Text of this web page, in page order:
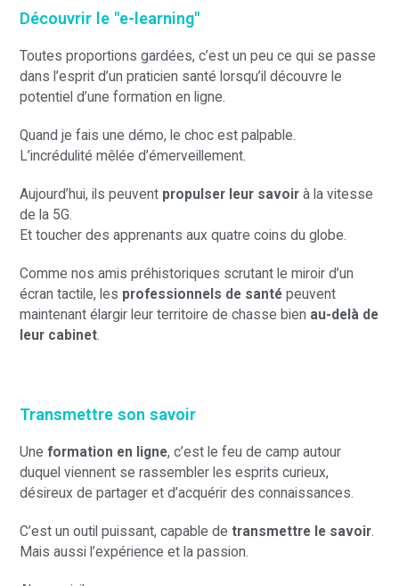
Découvrir le "e-learning"
Toutes proportions gardées, c’est un peu ce qui se passe
dans l’esprit d’un praticien santé lorsqu’il découvre le
potentiel d’une formation en ligne.
Quand je fais une démo, le choc est palpable.
L’incrédulité mêlée d’émerveillement.
Aujourd’hui, ils peuvent propulser leur savoir à la vitesse
de la 5G.
Et toucher des apprenants aux quatre coins du globe.
Comme nos amis préhistoriques scrutant le miroir d’un
écran tactile, les professionnels de santé peuvent
maintenant élargir leur territoire de chasse bien au-delà de
leur cabinet.
Transmettre son savoir
Uneformation en ligne, c’est le feu de camp autour
duquel viennent se rassembler les esprits curieux,
désireux de partager et d’acquérir des connaissances.
C’est un outil puissant, capable detransmettre le savoir.
Mais aussi l’expérience et la passion.